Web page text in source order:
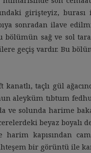
girişteyiz, burası
sonradan ilave
sağ ve sol
geçiş vardır. Bu
taçlı gül
aleyküm tıbtum
ve solunda harime
beyaz boyalı
kapısından
bir görüntü ile